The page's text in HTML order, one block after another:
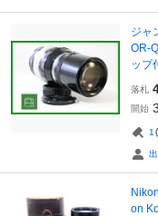
ジャ
OR-
ップ
落札
開始
1
on